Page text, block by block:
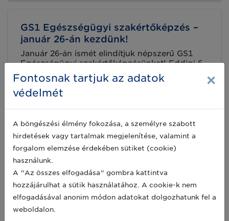
GS1 Egészségügyi szakértőképzés –
január 26-án kezdünk!
Január 26-án ismét elindítjuk népszerű GS1
Egészségügyi szakértőképzésünket! Eddigi 6
képzési turnusunk alatt immáron 54 fő végzett
sikeresen hazánkban GS1 Egészségügyi
szakértőként. Ne maradjon le a következő
2021-01-05
2020-ban is lesz egészségügyi
szakértőképzésünk – jelentkezzen már
most!
A GS1 Egészségügyi szakértő képzésünket a
nagy érdeklődésre való tekintettel, 2020
tavaszán két alkalommal is elindítjuk (a
kezdődátumok: 2020. február 4. és április 21.).
Fontosnak tartjuk az adatok
védelmét
×
A böngészési élmény fokozása, a személyre szabott
hirdetések vagy tartalmak megjelenítése, valamint a
forgalom elemzése érdekében sütiket (cookie)
használunk.
A "Az összes elfogadása" gombra kattintva
hozzájárulhat a sütik használatához. A cookie-k nem
elfogadásával anonim módon adatokat dolgozhatunk fel a
weboldalon.